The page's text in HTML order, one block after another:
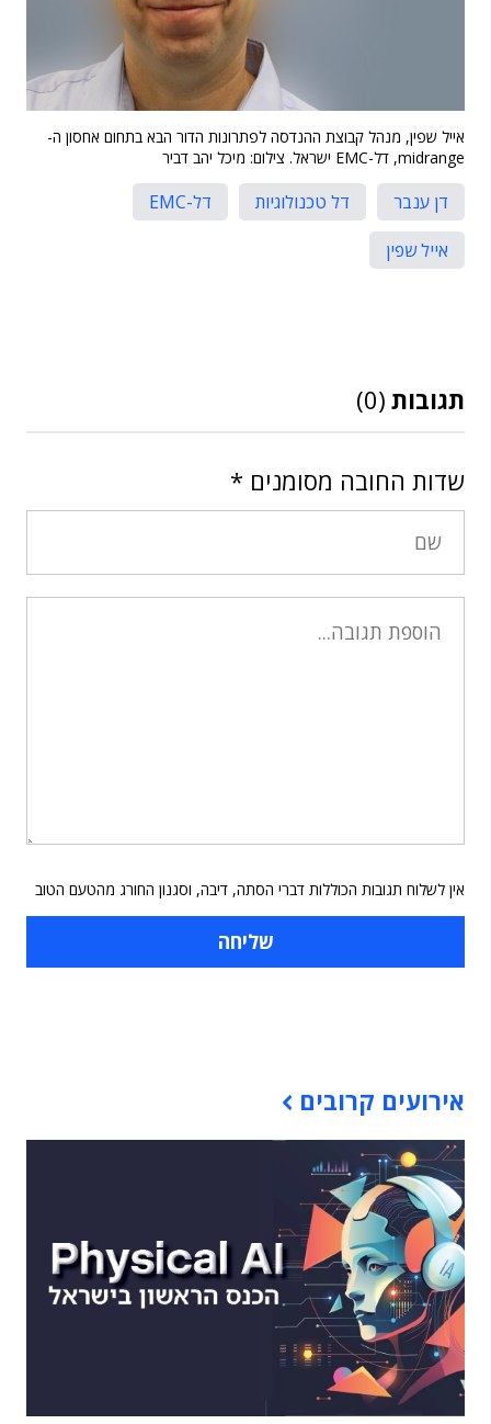
אייל שפין, מנהל קבוצת ההנדסה לפתרונות הדור הבא בתחום אחסון ה-
midrange, דל-EMC ישראל. צילום: מיכל יהב דביר
דן ענבר דל טכנולוגיות
דל-EMC
אייל שפין
תגובות (0)
שדות החובה מסומנים *
אין לשלוח תגובות הכוללות דברי הסתה, דיבה, וסגנון החורג מהטעם הטוב
אירועים קרובים